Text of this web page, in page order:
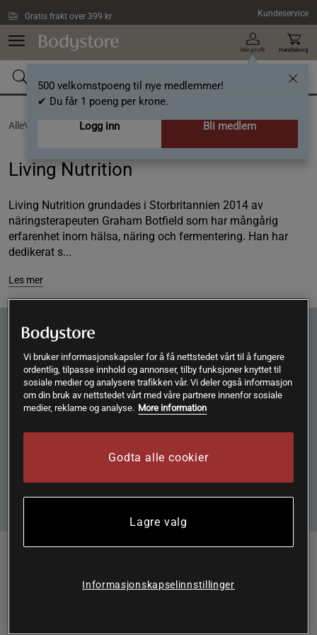
Gratis frakt over 399 kr Kundeservice
Min profil
500 velkomstpoeng til nye medlemmer!
✔ Du får 1 poeng per krone.
Logg inn
Bli medlem
Handlekorg
AlleVaremerker / Living Nutrition
Living Nutrition
Living Nutrition grundades i Storbritannien 2014 av
näringsterapeuten Graham Botfield som har mångårig
erfarenhet inom hälsa, näring och fermentering. Han har
dedikerat s...
Les mer
Nyhetsbrev! Registrer deg her!
Meld deg på vårt nyhetsbrev for å ikke gå glipp av tilbud og
nyheter.
Ved å klikke på "Abonner" godtar jeg at Bodystore lagrer e-
Abonnere
Vi bruker informasjonskapsler for å få nettstedet vårt til å fungere
ordentlig, tilpasse innhold og annonser, tilby funksjoner knyttet til
sosiale medier og analysere trafikken vår. Vi deler også informasjon
om din bruk av nettstedet vårt med våre partnere innenfor sosiale
medier, reklame og analyse. More information
Godta alle cookier
Lagre valg
Informasjonskapselinnstillinger